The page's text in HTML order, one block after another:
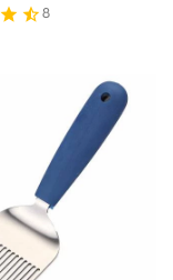
star star_half8